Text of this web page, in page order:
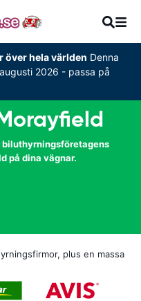
över hela världen Denna
2026 - passa på
biluthyrningsföretagens
på dina vägnar.
plus en massa